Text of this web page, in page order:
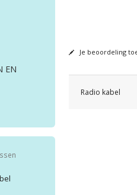
EN
Je beoordeling
Radio kabel